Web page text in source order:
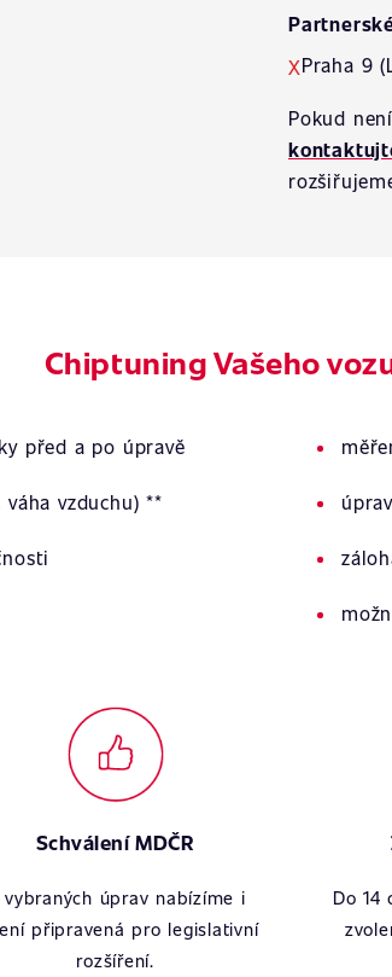
XPraha 9
Pokud
Chiptuning Vašeho
před a po úpravě
vzduchu) **
Schválení MDČR
vybraných úprav nabízíme i
připravená pro legislativní
rozšíření.
Do 14